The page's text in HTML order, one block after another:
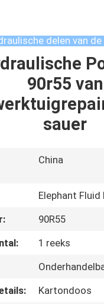
delen van
90r55 van
sauer
China
Elephant Fluid
90R55
1 reeks
Kartondoos